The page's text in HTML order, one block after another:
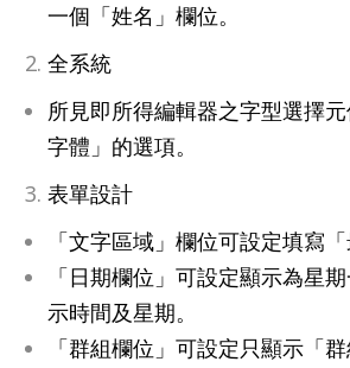
一個「姓名」欄位。
全系統
所見即所得編輯器之字型選擇
字體」的選項。
表單設計
「文字區域」欄位可設定填寫「
「日期欄位」可設定顯示為星
示時間及星期。
「群組欄位」可設定只顯示「